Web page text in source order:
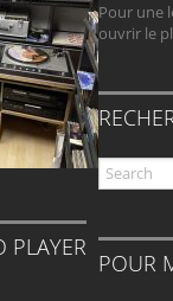
PLAYER
Pour une
ouvrir le
POUR